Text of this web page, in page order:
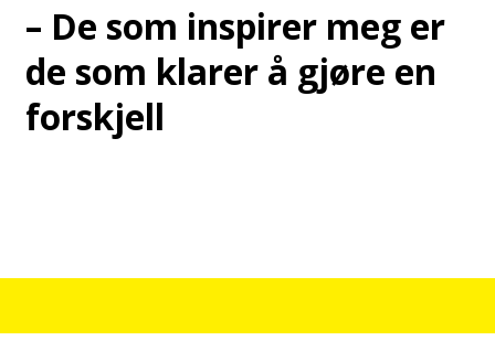
– De som inspirer meg er
de som klarer å gjøre en
forskjell